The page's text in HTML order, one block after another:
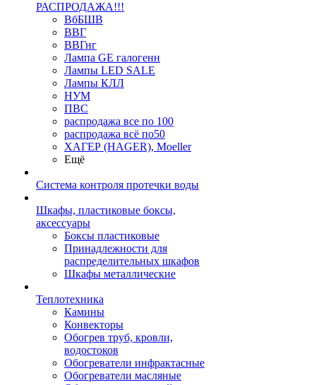
РАСПРОДАЖА!!!
ВбБШВ
ВВГ
ВВГнг
Лампа GE галогенн
Лампы LED SALE
Лампы КЛЛ
НУМ
ПВС
распродажа все по 100
распродажа всё по50
ХАГЕР (HAGER), Moeller
Ещё
Система контроля протечки воды
Шкафы, пластиковые боксы,
аксессуары
Боксы пластиковые
Принадлежности для
распределительных шкафов
Шкафы металлические
Теплотехника
Камины
Конвекторы
Обогрев труб, кровли,
водостоков
Обогреватели инфрактасные
Обогреватели масляные